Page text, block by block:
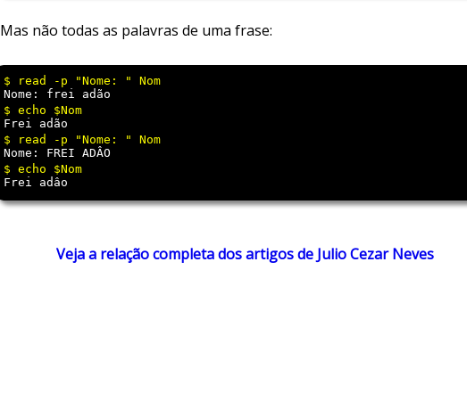
Mas não todas as palavras de uma frase:
Nome: frei adão
Frei adão
Nome: FREI ADÂO
Frei adâo
Veja a relação completa dos artigos de Julio Cezar Neves